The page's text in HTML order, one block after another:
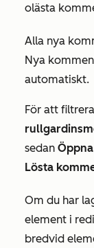
olästa
Alla nya
Nya
automatiskt.
För att
sedan
Lösta
Om du har
element i
bredvid